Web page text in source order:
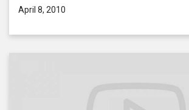
April 8, 2010